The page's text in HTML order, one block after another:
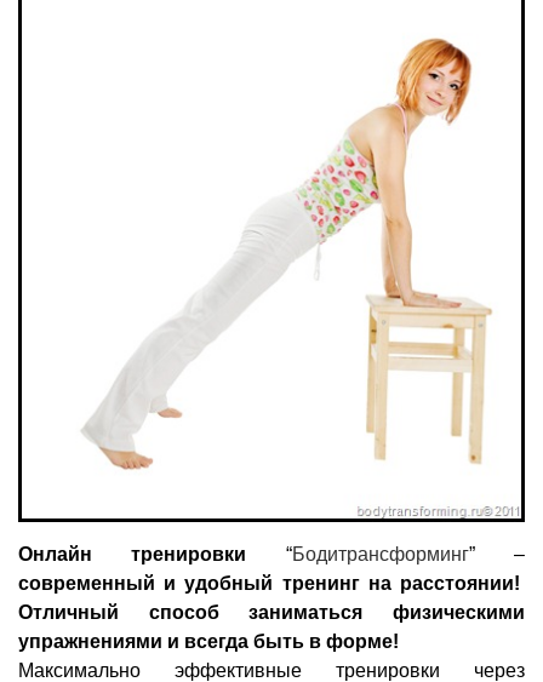
Онлайн тренировки “Бодитрансформинг” –
современный и удобный тренинг на расстоянии!
Отличный способ заниматься физическими
упражнениями и всегда быть в форме!
Максимально эффективные тренировки через